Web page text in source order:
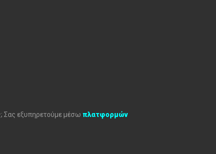
Σας εξυπηρετούμε μέσω πλατφορμών